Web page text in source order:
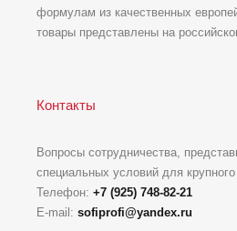
формулам из качественных
товары представлены на
Контакты
Вопросы сотрудничества,
специальных условий для крупного
Телефон: +7 (925) 748-82-21
E-mail: sofiprofi@yandex.ru